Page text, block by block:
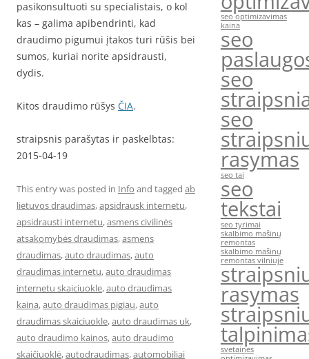
pasikonsultuoti su specialistais, o kol
kas – galima apibendrinti, kad
draudimo pigumui įtakos turi rūšis bei
sumos, kuriai norite apsidrausti,
dydis.
Kitos draudimo rūšys ČIA.
straipsnis parašytas ir paskelbtas:
2015-04-19
This entry was posted in Info and tagged ab
lietuvos draudimas,apsidrausk internetu,
apsidrausti internetu,asmens civilinės
atsakomybės draudimas,asmens
draudimas,auto draudimas,auto
draudimas internetu,auto draudimas
internetu skaiciuokle,auto draudimas
kaina,auto draudimas pigiau,auto
draudimas skaiciuokle,auto draudimas uk,
auto draudimo kainos,auto draudimo
skaičiuoklė,autodraudimas,automobiliai
seo optimizavimas
kaina
seo
seo
seo
rasymas
seo tai
seo
tekstai
seo tyrimai
skalbimo mašinų
remontas
skalbimo mašinų
remontas vilniuje
rasymas
svetaines